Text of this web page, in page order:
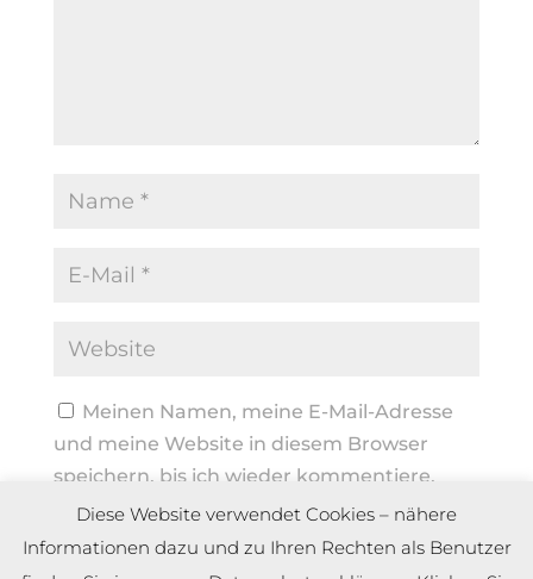
Meinen Namen, meine E-Mail-Adresse
und meine Website in diesem Browser
speichern, bis ich wieder kommentiere.
Diese Website verwendet Cookies – nähere
Informationen dazu und zu Ihren Rechten als Benutzer